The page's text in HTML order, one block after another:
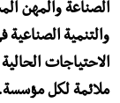
الصناعة والمهن
والتنمية
الاحتياجات
ملائمة لكل